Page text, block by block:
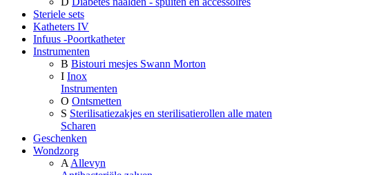
Steriele sets
Katheters IV
Infuus -Poortkatheter
Instrumenten
B Bistouri mesjes Swann Morton
I Inox
Instrumenten
O Ontsmetten
S Sterilisatiezakjes en sterilisatierollen alle maten
Scharen
Geschenken
Wondzorg
A Allevyn